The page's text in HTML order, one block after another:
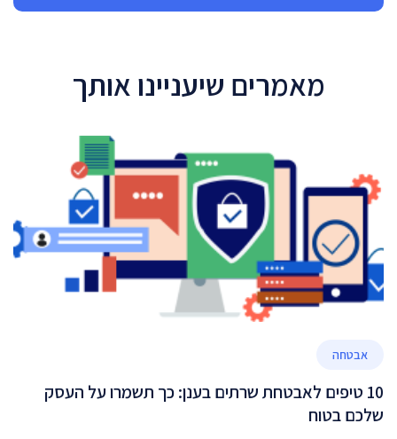
מאמרים שיעניינו אותך
אבטחה
10 טיפים לאבטחת שרתים בענן: כך תשמרו על העסק
שלכם בטוח